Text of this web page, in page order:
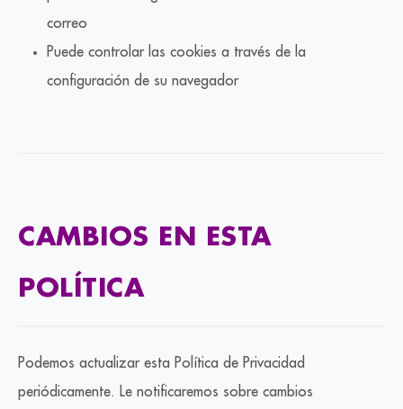
correo
Puede controlar las cookies a través de la
configuración de su navegador
CAMBIOS EN ESTA
POLÍTICA
Podemos actualizar esta Política de Privacidad
periódicamente. Le notificaremos sobre cambios